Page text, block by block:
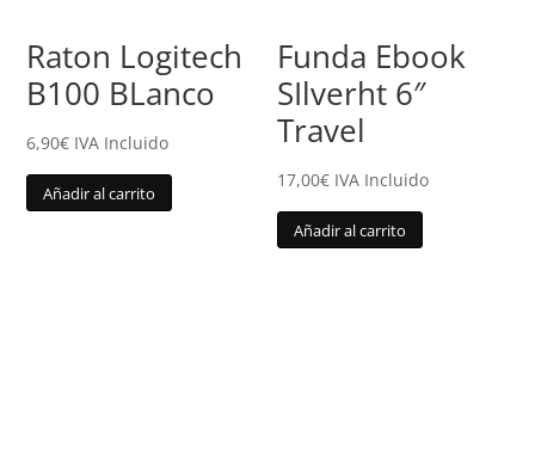
Raton Logitech
B100 BLanco
6,90€ IVA Incluido
Añadir al carrito
Funda Ebook
SIlverht 6″
Travel
17,00€ IVA Incluido
Añadir al carrito